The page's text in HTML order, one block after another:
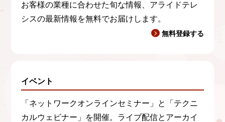
お客様の業種に合わせた旬な情報、アライドテレ
シスの最新情報を無料でお届けします。
無料登録する
イベント
「ネットワークオンラインセミナー」と「テクニ
カルウェビナー」を開催。ライブ配信とアーカイ